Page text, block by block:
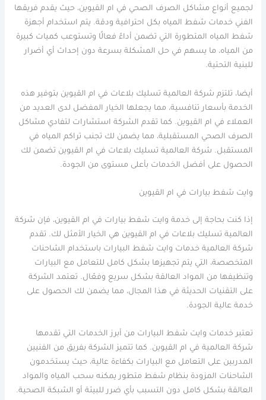
لجميع أنواع مشاكل الصرف الصحي في ام القيوين، حيث يقدم فريقها
الفني خدمات شفط المياه بكل احترافية ودقة. يتم استخدام أجهزة
شفط المياه المتطورة التي تضمن أداءً فعالًا وتستوعب كميات كبيرة
من المياه، ما يسهم في حل المشكلة بسرعة دون إحداث أي أضرار
للبنية التحتية.
أيضا، تلتزم شركة العالمية تسليك بلاعات في ام القيوين بتوفير هذه
الخدمة بأسعار تنافسية، مما يجعلها الخيار المفضل لدى العديد من
العملاء في ام القيوين. كما تقدم الشركة استشارات لتفادي مشاكل
الصرف الصحي المستقبلية، مما يضمن لك تجنب تراكم المياه في
المستقبل. شركة العالمية تسليك بلاعات في ام القيوين تضمن لك
الحصول على أفضل الخدمات بأعلى مستوى من الجودة.
وايت شفط بيارات في ام القيوين
إذا كنت بحاجة إلى خدمة وايت شفط بيارات في ام القيوين، فإن شركة
العالمية تسليك بلاعات في ام القيوين هي الخيار الأمثل لك. تقدم
شركة العالمية خدمات وايت شفط البيارات باستخدام الشاحنات
المتخصصة، التي يتم تجهيزها بشكل كامل للتعامل مع البيارات
وتنظيفها من المواد العالقة بشكل سريع وفعّال. تعتمد الشركة
على التقنيات الحديثة في هذا المجال، مما يضمن لك الحصول على
خدمة عالية الجودة.
تعتبر خدمات وايت شفط البيارات من أبرز الخدمات التي تقدمها
شركة العالمية في ام القيوين. كما تتميز الشركة بفريق من الفنيين
المدربين على التعامل مع البيارات بكفاءة عالية، حيث يستخدمون
الشاحنات المزودة بنظام شفط متطور يمكنه سحب المياه والمواد
العالقة بشكل كامل دون التسبب بأي ضرر للبيئة أو الشبكة الصحية.